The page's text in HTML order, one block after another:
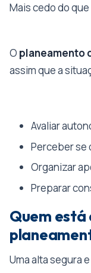
Mais cedo do
O planeamento
assim que a
Avaliar
Perceber se
Organizar
Preparar
Quem
Uma alta segura